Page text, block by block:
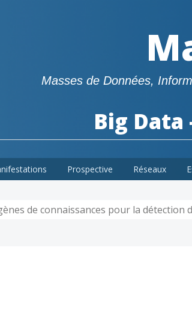
Masses de Données,
Big Data
Prospective Réseaux
de connaissances pour la détection